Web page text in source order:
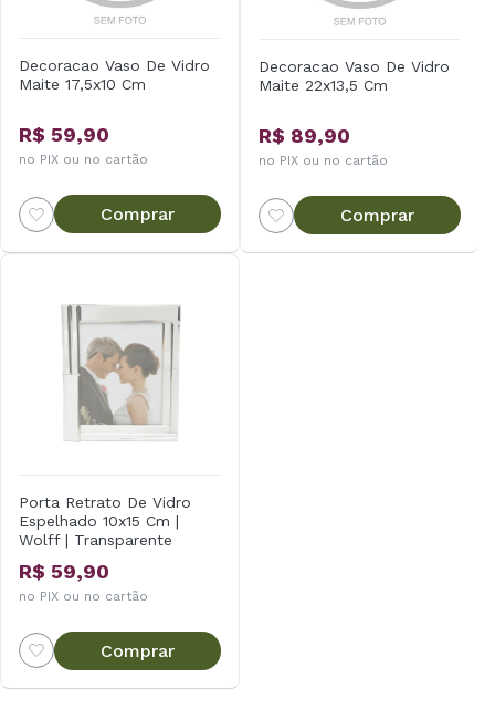
Decoracao Vaso De Vidro
Maite 17,5x10 Cm
R$ 59,90
no PIX ou no cartão
Comprar
Decoracao Vaso De Vidro
Maite 22x13,5 Cm
R$ 89,90
no PIX ou no cartão
Comprar
Porta Retrato De Vidro
Espelhado 10x15 Cm |
Wolff | Transparente
R$ 59,90
no PIX ou no cartão
Comprar